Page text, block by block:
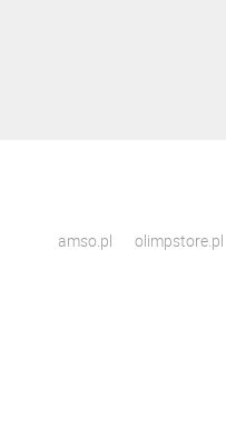
amso.pl
olimpstore.pl